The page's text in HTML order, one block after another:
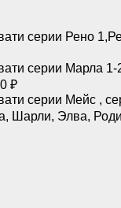
серии Рено
серии Марла
₽
серии Мейс ,
Шарли, Элва,